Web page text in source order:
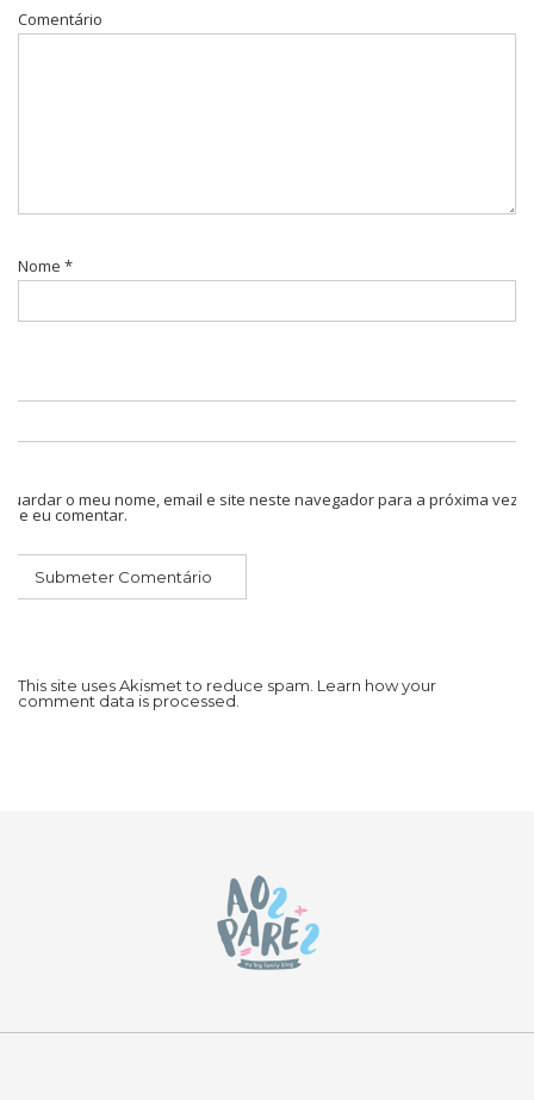
Comentário
Nome *
Guardar o meu nome, email e site neste navegador para a próxima vez
que eu comentar.
This site uses Akismet to reduce spam. Learn how your
comment data is processed.